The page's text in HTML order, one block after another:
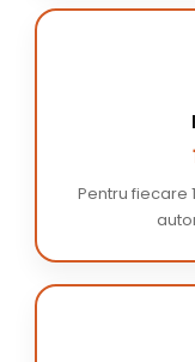
Pentru fiecare